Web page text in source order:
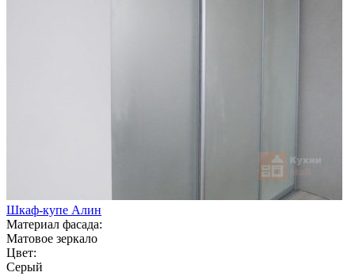
Шкаф-купе Алин
Материал фасада:
Матовое зеркало
Цвет:
Серый